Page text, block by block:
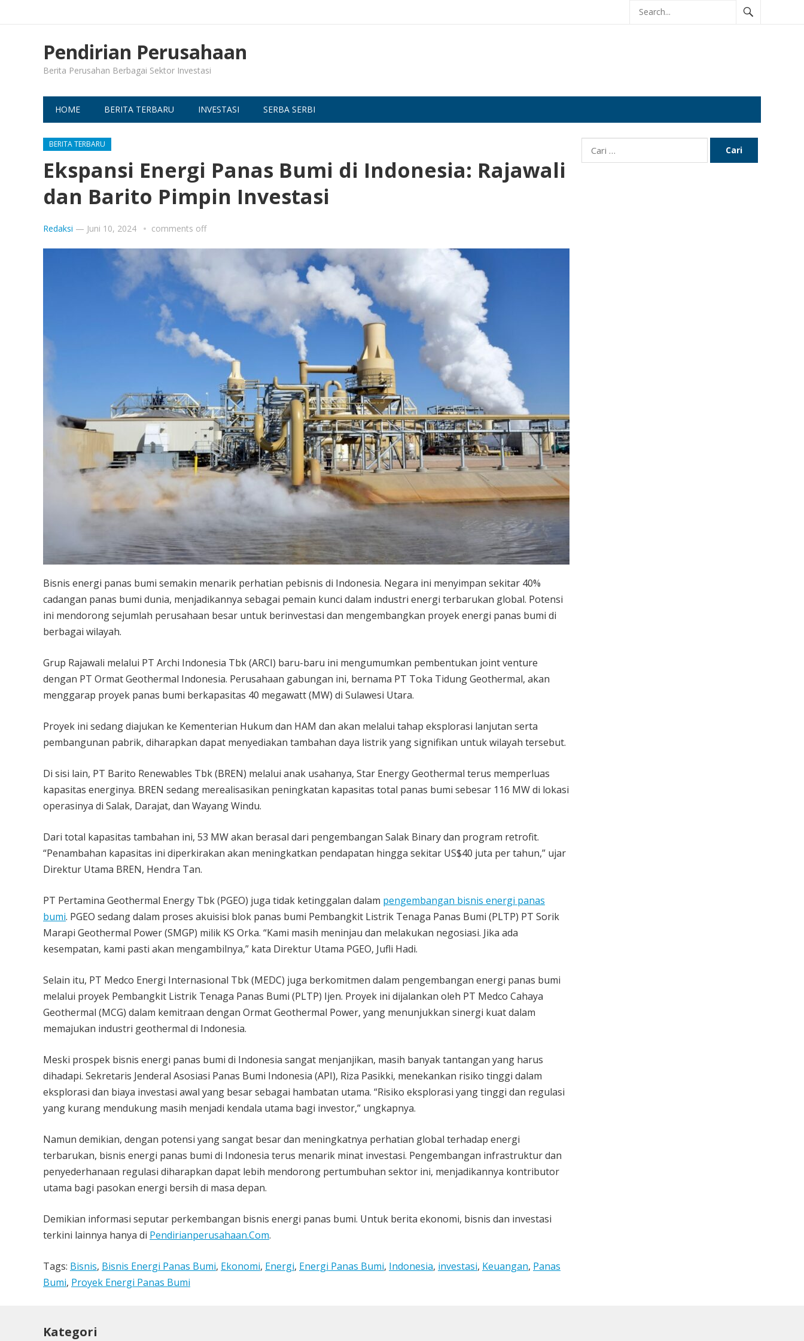
Pendirian Perusahaan
Berita Perusahan Berbagai Sektor Investasi
HOME BERITA TERBARU INVESTASI SERBA SERBI
BERITA TERBARU
Ekspansi Energi Panas Bumi di Indonesia: Rajawali
dan Barito Pimpin Investasi
Redaksi — Juni 10, 2024 comments off
Bisnis energi panas bumi semakin menarik perhatian pebisnis di Indonesia. Negara ini menyimpan sekitar 40%
cadangan panas bumi dunia, menjadikannya sebagai pemain kunci dalam industri energi terbarukan global. Potensi
ini mendorong sejumlah perusahaan besar untuk berinvestasi dan mengembangkan proyek energi panas bumi di
berbagai wilayah.
Grup Rajawali melalui PT Archi Indonesia Tbk (ARCI) baru-baru ini mengumumkan pembentukan joint venture
dengan PT Ormat Geothermal Indonesia. Perusahaan gabungan ini, bernama PT Toka Tidung Geothermal, akan
menggarap proyek panas bumi berkapasitas 40 megawatt (MW) di Sulawesi Utara.
Proyek ini sedang diajukan ke Kementerian Hukum dan HAM dan akan melalui tahap eksplorasi lanjutan serta
pembangunan pabrik, diharapkan dapat menyediakan tambahan daya listrik yang signifikan untuk wilayah tersebut.
Di sisi lain, PT Barito Renewables Tbk (BREN) melalui anak usahanya, Star Energy Geothermal terus memperluas
kapasitas energinya. BREN sedang merealisasikan peningkatan kapasitas total panas bumi sebesar 116 MW di lokasi
operasinya di Salak, Darajat, dan Wayang Windu.
Dari total kapasitas tambahan ini, 53 MW akan berasal dari pengembangan Salak Binary dan program retrofit.
“Penambahan kapasitas ini diperkirakan akan meningkatkan pendapatan hingga sekitar US$40 juta per tahun,” ujar
Direktur Utama BREN, Hendra Tan.
PT Pertamina Geothermal Energy Tbk (PGEO) juga tidak ketinggalan dalam pengembangan bisnis energi panas
bumi. PGEO sedang dalam proses akuisisi blok panas bumi Pembangkit Listrik Tenaga Panas Bumi (PLTP) PT Sorik
Marapi Geothermal Power (SMGP) milik KS Orka. “Kami masih meninjau dan melakukan negosiasi. Jika ada
kesempatan, kami pasti akan mengambilnya,” kata Direktur Utama PGEO, Jufli Hadi.
Selain itu, PT Medco Energi Internasional Tbk (MEDC) juga berkomitmen dalam pengembangan energi panas bumi
melalui proyek Pembangkit Listrik Tenaga Panas Bumi (PLTP) Ijen. Proyek ini dijalankan oleh PT Medco Cahaya
Geothermal (MCG) dalam kemitraan dengan Ormat Geothermal Power, yang menunjukkan sinergi kuat dalam
memajukan industri geothermal di Indonesia.
Meski prospek bisnis energi panas bumi di Indonesia sangat menjanjikan, masih banyak tantangan yang harus
dihadapi. Sekretaris Jenderal Asosiasi Panas Bumi Indonesia (API), Riza Pasikki, menekankan risiko tinggi dalam
eksplorasi dan biaya investasi awal yang besar sebagai hambatan utama. “Risiko eksplorasi yang tinggi dan regulasi
yang kurang mendukung masih menjadi kendala utama bagi investor,” ungkapnya.
Namun demikian, dengan potensi yang sangat besar dan meningkatnya perhatian global terhadap energi
terbarukan, bisnis energi panas bumi di Indonesia terus menarik minat investasi. Pengembangan infrastruktur dan
penyederhanaan regulasi diharapkan dapat lebih mendorong pertumbuhan sektor ini, menjadikannya kontributor
utama bagi pasokan energi bersih di masa depan.
Demikian informasi seputar perkembangan bisnis energi panas bumi. Untuk berita ekonomi, bisnis dan investasi
terkini lainnya hanya di Pendirianperusahaan.Com.
Tags: Bisnis, Bisnis Energi Panas Bumi, Ekonomi, Energi, Energi Panas Bumi, Indonesia, investasi, Keuangan, Panas
Bumi, Proyek Energi Panas Bumi
Cari
untuk:
Kategori